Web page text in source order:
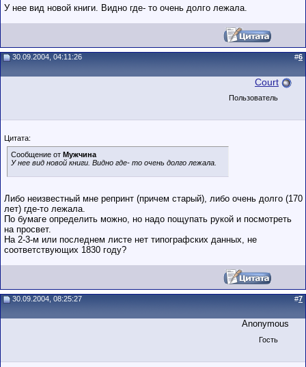
У нее вид новой книги. Видно где- то очень долго лежала.
30.09.2004, 04:11:26 #6
Court
Пользователь
Цитата:
Сообщение от Мужчина
У нее вид новой книги. Видно где- то очень долго лежала.
Либо неизвестный мне репринт (причем старый), либо очень долго (170
лет) где-то лежала.
По бумаге определить можно, но надо пощупать рукой и посмотреть
на просвет.
На 2-3-м или последнем листе нет типографских данных, не
соответствующих 1830 году?
30.09.2004, 08:25:27 #7
Anonymous
Гость